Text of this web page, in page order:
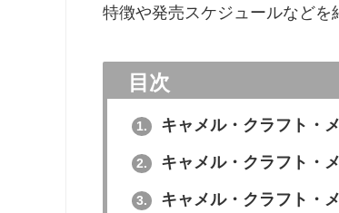
特徴や発売スケジュールなどを
目次
1. キャメル・クラフト・
2. キャメル・クラフト・
3. キャメル・クラフト・